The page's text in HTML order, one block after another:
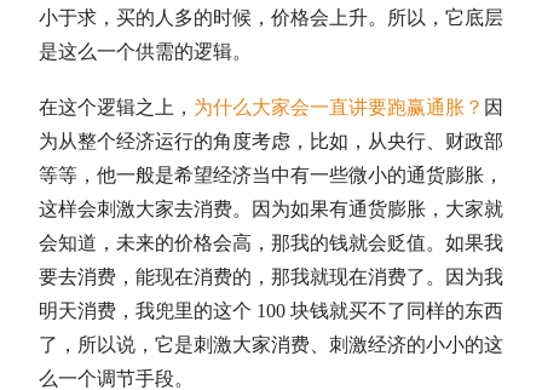
小于求，买的人多的时候，价格会上升。所以， 它底层
是这么一个供需的逻辑。
在这个逻辑之上， 为什么大家会一直讲要跑赢通胀？ 因
为从整个经济运行的角度考虑，比如，从央行、财政部
等等，他一般是希望经济当中有一些微小的通货膨胀，
这样会刺激大家去消费。因为如果有通货膨胀，大家就
会知道，未来的价格会高，那我的钱就会贬值。如果我
要去消费，能现在消费的，那我就现在消费了。因为我
明天消费，我兜里的这个 100 块钱就买不了同样的东西
了，所以说，它是刺激大家消费、刺激经济的小小的这
么一个调节手段。